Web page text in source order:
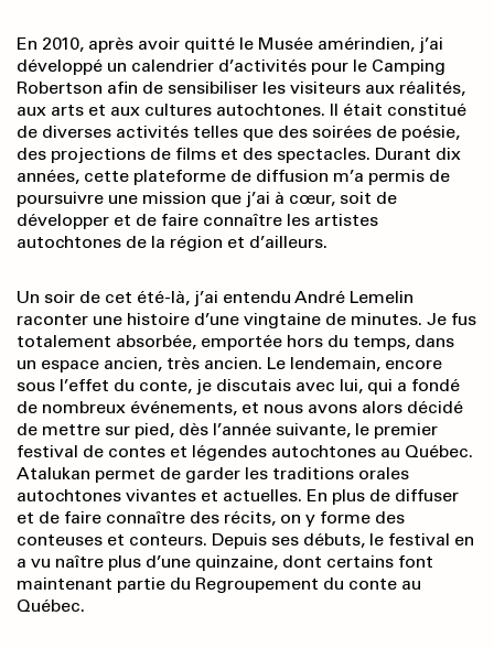
En 2010, après avoir quitté le Musée amérindien, j’ai
développé un calendrier d’activités pour le Camping
Robertson afin de sensibiliser les visiteurs aux réalités,
aux arts et aux cultures autochtones. Il était constitué
de diverses activités telles que des soirées de poésie,
des projections de films et des spectacles. Durant dix
années, cette plateforme de diffusion m’a permis de
poursuivre une mission que j’ai à cœur, soit de
développer et de faire connaître les artistes
autochtones de la région et d’ailleurs.
Un soir de cet été-là, j’ai entendu André Lemelin
raconter une histoire d’une vingtaine de minutes. Je fus
totalement absorbée, emportée hors du temps, dans
un espace ancien, très ancien. Le lendemain, encore
sous l’effet du conte, je discutais avec lui, qui a fondé
de nombreux événements, et nous avons alors décidé
de mettre sur pied, dès l’année suivante, le premier
festival de contes et légendes autochtones au Québec.
Atalukan permet de garder les traditions orales
autochtones vivantes et actuelles. En plus de diffuser
et de faire connaître des récits, on y forme des
conteuses et conteurs. Depuis ses débuts, le festival en
a vu naître plus d’une quinzaine, dont certains font
maintenant partie du Regroupement du conte au
Québec.